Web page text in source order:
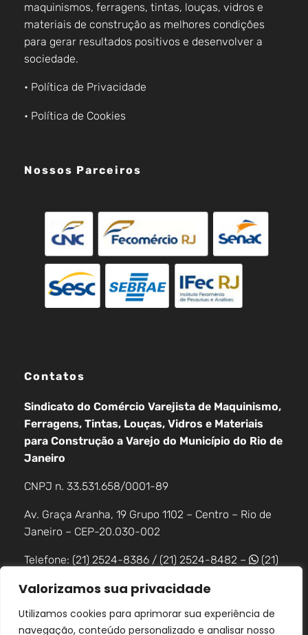
Valorizamos sua privacidade
Utilizamos cookies para aprimorar sua experiência de
navegação, conteúdo personalizado e analisar nosso
maquinismos, ferragens, tintas, louças, vidros e
materiais de construção as melhores condições
para gerar resultados positivos e desenvolver a
sociedade.
• Política de Privacidade
• Política de Cookies
Nossos Parceiros
Contatos
Sindicato do Comércio Varejista de Maquinismo,
Ferragens, Tintas, Louças, Vidros e Materiais
para Construção a Varejo do Município do Rio de
Janeiro
CNPJ n. 33.531.658/0001-89
Av. Graça Aranha, 19 Grupo 1102 – Centro – Rio de
Janeiro – CEP-20.030-002
Telefone: (21) 2524-8386 / (21) 2524-8482 –
(21)